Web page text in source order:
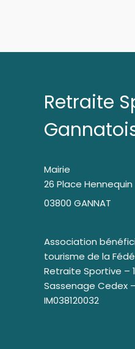
Retraite
Mairie
26 Place Hennequin
03800 GANNAT
Association
tourisme de la
Retraite Sportive –
Sassenage Cedex
IM038120032